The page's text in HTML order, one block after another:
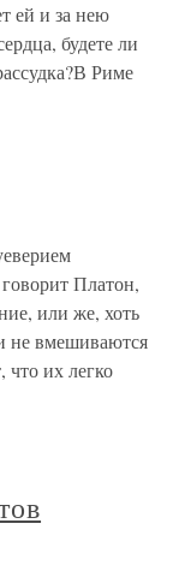
ей и за нею
будете ли
Риме
Платон,
или же, хоть
не вмешиваются
их легко